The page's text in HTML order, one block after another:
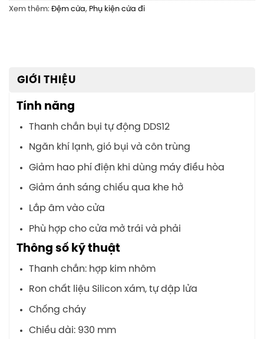
Xem thêm: Đệm cửa, Phụ kiện cửa đi
GIỚI THIỆU
Tính năng
Thanh chắn bụi tự động DDS12
Ngăn khí lạnh, gió bụi và côn trùng
Giảm hao phí điện khi dùng máy điều hòa
Giảm ánh sáng chiếu qua khe hở
Lắp âm vào cửa
Phù hợp cho cửa mở trái và phải
Thông số kỹ thuật
Thanh chắn: hợp kim nhôm
Ron chất liệu Silicon xám, tự dập lửa
Chống cháy
Chiều dài: 930 mm